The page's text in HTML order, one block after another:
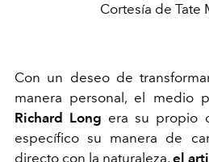
Cortesía de Tate
Con un deseo de
manera personal, el medio
Richard Long era su propio
específico su manera de
directo con la naturaleza, el